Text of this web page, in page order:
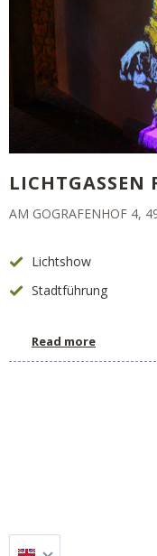
LICHTGASSEN
AM GOGRAFENHOF 4,
Lichtshow
Stadtführung
Read more